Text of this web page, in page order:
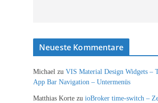
Neueste Kommentare
Michael zu VIS Material Design Widgets –
App Bar Navigation – Untermenüs
Matthias Korte zu ioBroker time-switch –